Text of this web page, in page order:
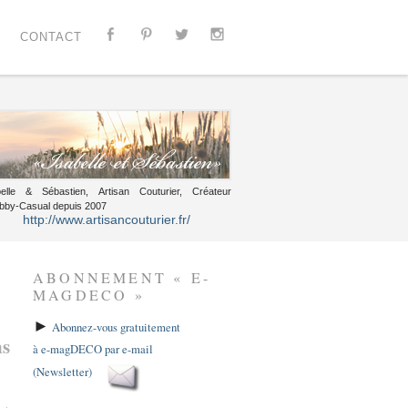
CONTACT
& Sébastien, Artisan Couturier, Créateur
Casual depuis 2007
http://www.artisancouturier.fr/
ABONNEMENT « E-
MAGDECO »
► Abonnez-vous gratuitement
à e-magDECO par e-mail
(Newsletter)